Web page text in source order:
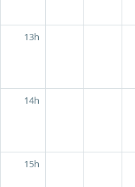
13h
14h
15h